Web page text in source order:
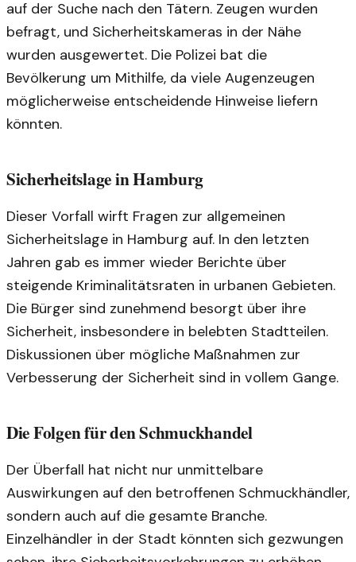
auf der Suche nach den Tätern. Zeugen wurden
befragt, und Sicherheitskameras in der Nähe
wurden ausgewertet. Die Polizei bat die
Bevölkerung um Mithilfe, da viele Augenzeugen
möglicherweise entscheidende Hinweise liefern
könnten.
Sicherheitslage in Hamburg
Dieser Vorfall wirft Fragen zur allgemeinen
Sicherheitslage in Hamburg auf. In den letzten
Jahren gab es immer wieder Berichte über
steigende Kriminalitätsraten in urbanen Gebieten.
Die Bürger sind zunehmend besorgt über ihre
Sicherheit, insbesondere in belebten Stadtteilen.
Diskussionen über mögliche Maßnahmen zur
Verbesserung der Sicherheit sind in vollem Gange.
Die Folgen für den Schmuckhandel
Der Überfall hat nicht nur unmittelbare
Auswirkungen auf den betroffenen Schmuckhändler,
sondern auch auf die gesamte Branche.
Einzelhändler in der Stadt könnten sich gezwungen